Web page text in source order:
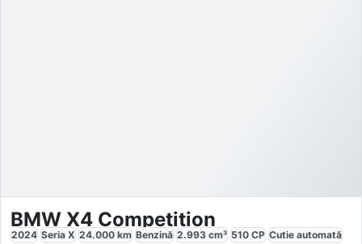
BMW X4 Competition
2024 Seria X 24.000 km Benzină 2.993 cm³ 510 CP Cutie automată